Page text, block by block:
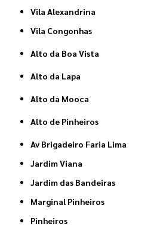
Vila Alexandrina
Vila Congonhas
Alto da Boa Vista
Alto da Lapa
Alto da Mooca
Alto de Pinheiros
Av Brigadeiro Faria Lima
Jardim Viana
Jardim das Bandeiras
Marginal Pinheiros
Pinheiros